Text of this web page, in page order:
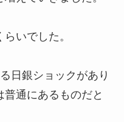
いでした。
日銀ショックがあり
通にあるものだと